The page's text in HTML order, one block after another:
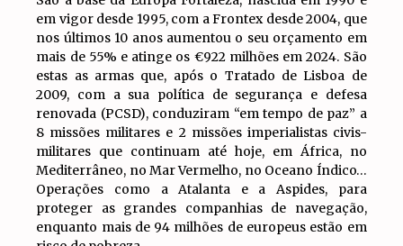
em vigor desde 1995, com a Frontex desde 2004, que
nos últimos 10 anos aumentou o seu orçamento em
mais de 55% e atinge os €922 milhões em 2024. São
estas as armas que, após o Tratado de Lisboa de
2009, com a sua política de segurança e defesa
renovada (PCSD), conduziram “em tempo de paz” a
8 missões militares e 2 missões imperialistas civis-
militares que continuam até hoje, em África, no
Mediterrâneo, no Mar Vermelho, no Oceano Índico…
Operações como a Atalanta e a Aspides, para
proteger as grandes companhias de navegação,
enquanto mais de 94 milhões de europeus estão em